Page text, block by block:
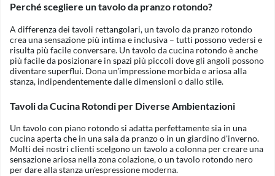
Perché scegliere un tavolo da pranzo rotondo?
A differenza dei tavoli rettangolari, un tavolo da pranzo rotondo
crea una sensazione più intima e inclusiva – tutti possono vedersi e
risulta più facile conversare. Un tavolo da cucina rotondo è anche
più facile da posizionare in spazi più piccoli dove gli angoli possono
diventare superflui. Dona un'impressione morbida e ariosa alla
stanza, indipendentemente dalle dimensioni o dallo stile.
Tavoli da Cucina Rotondi per Diverse Ambientazioni
Un tavolo con piano rotondo si adatta perfettamente sia in una
cucina aperta che in una sala da pranzo o in un giardino d'inverno.
Molti dei nostri clienti scelgono un tavolo a colonna per creare una
sensazione ariosa nella zona colazione, o un tavolo rotondo nero
per dare alla stanza un'espressione moderna.